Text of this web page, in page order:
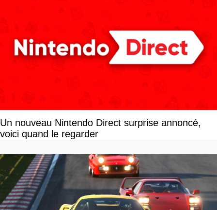
Un nouveau Nintendo Direct surprise annoncé,
voici quand le regarder